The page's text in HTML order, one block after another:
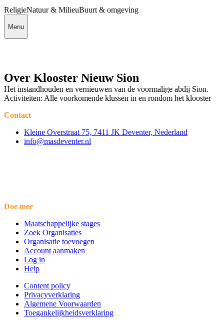
ReligieNatuur & MilieuBuurt & omgeving
Menu
Over Klooster Nieuw Sion
Het instandhouden en vernieuwen van de voormalige abdij Sion.
Activiteiten: Alle voorkomende klussen in en rondom het klooster
Contact
Kleine Overstraat 75, 7411 JK Deventer, Nederland
info@masdeventer.nl
Doe mee
Maatschappelijke stages
Zoek Organisaties
Organisatie toevoegen
Account aanmaken
Log in
Help
Content policy
Privacyverklaring
Algemene Voorwaarden
Toegankelijkheidsverklaring